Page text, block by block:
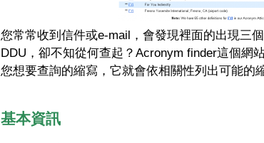
您常常收到信件或e-mail，會發現裡面的出現三
DDU，卻不知從何查起？Acronym finder這個網
您想要查詢的縮寫，它就會依相關性列出可能的
基本資訊